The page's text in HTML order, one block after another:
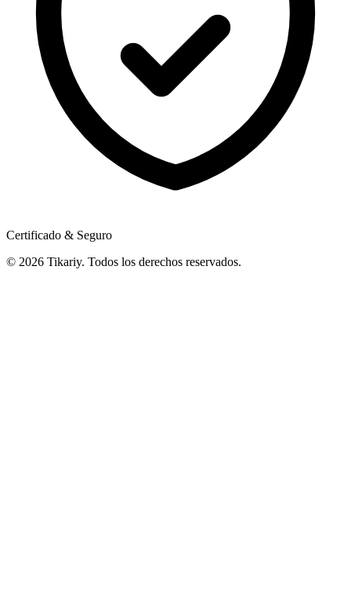
Certificado & Seguro
© 2026 Tikariy. Todos los derechos reservados.